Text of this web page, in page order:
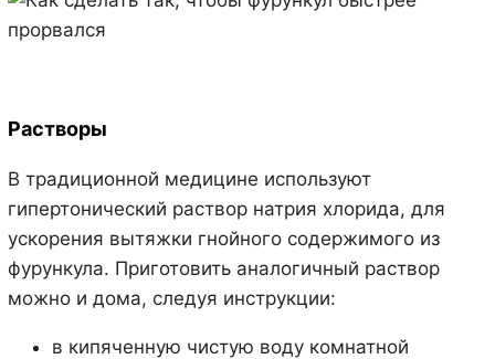
Растворы
В традиционной медицине используют
гипертонический раствор натрия хлорида, для
ускорения вытяжки гнойного содержимого из
фурункула. Приготовить аналогичный раствор
можно и дома, следуя инструкции:
в кипяченную чистую воду комнатной